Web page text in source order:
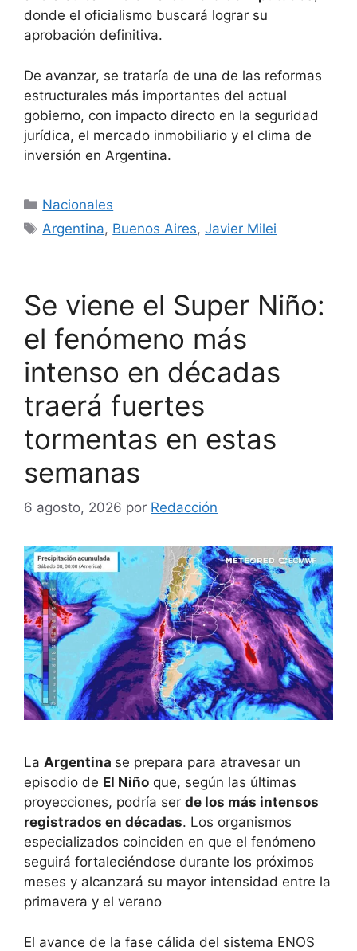
donde el oficialismo buscará lograr su
aprobación definitiva.
De avanzar, se trataría de una de las reformas
estructurales más importantes del actual
gobierno, con impacto directo en la seguridad
jurídica, el mercado inmobiliario y el clima de
inversión en Argentina.
Categorías
Nacionales
Etiquetas
Argentina, Buenos Aires,Javier Milei
Se viene el Super Niño:
el fenómeno más
intenso en décadas
traerá fuertes
tormentas en estas
semanas
6 agosto, 2026 por Redacción
La Argentina se prepara para atravesar un
episodio de El Niño que, según las últimas
proyecciones, podría ser de los más intensos
registrados en décadas. Los organismos
especializados coinciden en que el fenómeno
seguirá fortaleciéndose durante los próximos
meses y alcanzará su mayor intensidad entre la
primavera y el verano
El avance de la fase cálida del sistema ENOS